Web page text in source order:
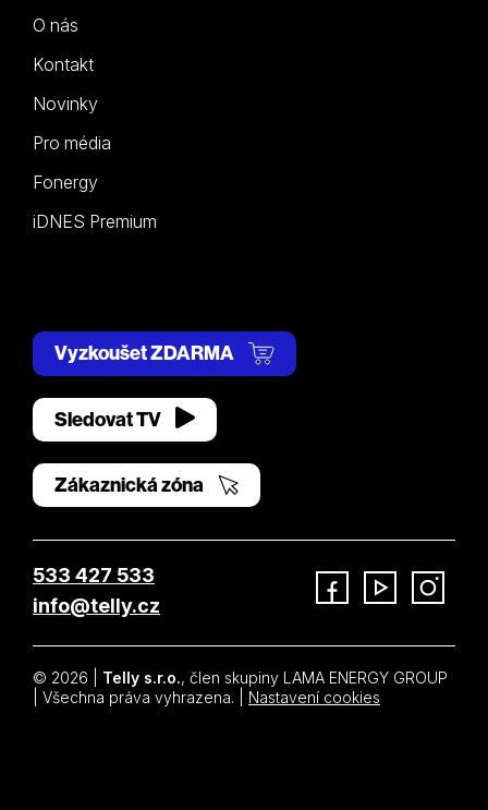
O nás
Kontakt
Novinky
Pro média
Fonergy
iDNES Premium
Vyzkoušet ZDARMA
Sledovat TV
Zákaznická zóna
533 427 533
info@telly.cz
© 2026 | Telly s.r.o., člen skupiny LAMA ENERGY GROUP
| Všechna práva vyhrazena. | Nastavení cookies